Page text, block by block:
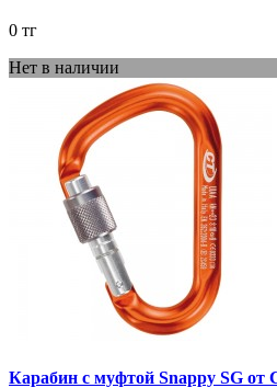
0 тг
Нет в наличии
Карабин с муфтой Snappy SG от